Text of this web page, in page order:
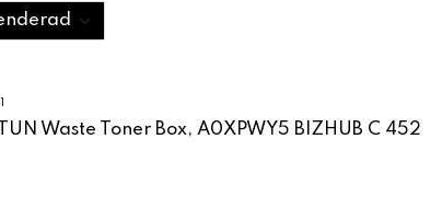
Waste Toner Box, A0XPWY5 BIZHUB C 452